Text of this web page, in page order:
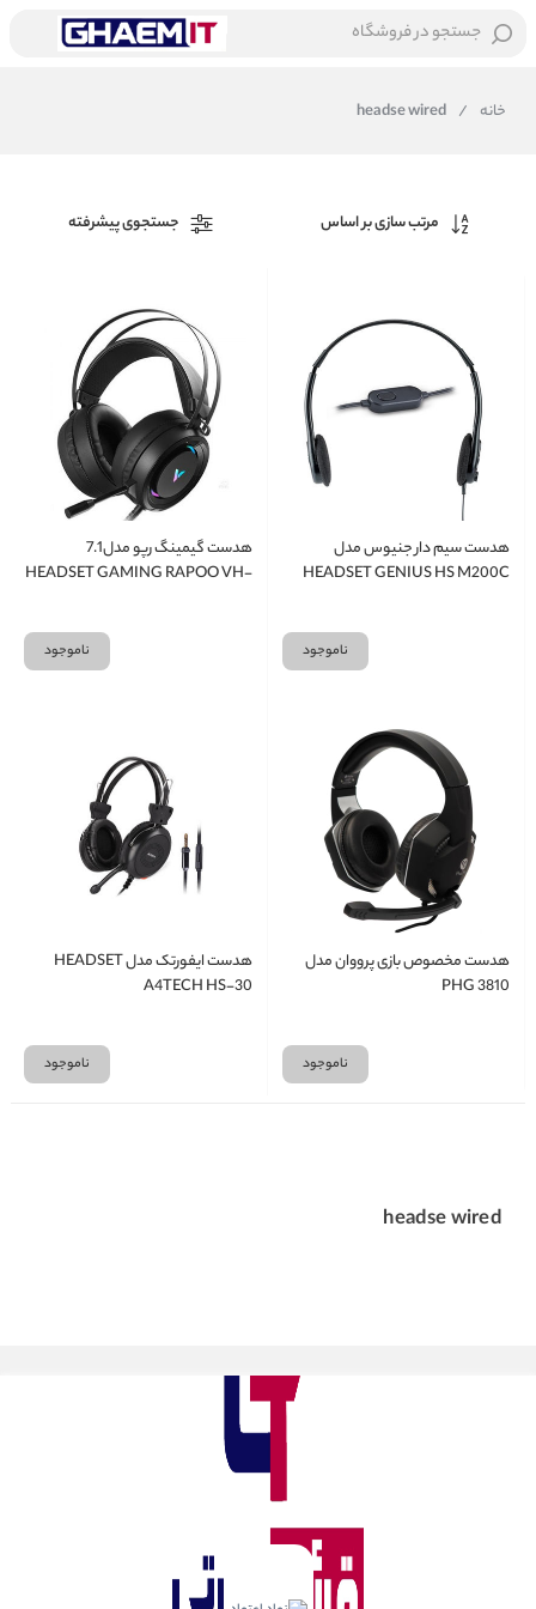
جستجو در فروشگاه
خانه /
headse wired
مرتب سازی بر اساس جستجوی پیشرفته
هدست سیم دار جنیوس مدل
HEADSET GENIUS HS M200C
ناموجود
هدست گیمینگ رپو مدل7.1
HEADSET GAMING RAPOO VH-
ناموجود
هدست مخصوص بازی پرووان مدل
PHG 3810
ناموجود
هدست ایفورتک مدل HEADSET
A4TECH HS-30
ناموجود
headse wired